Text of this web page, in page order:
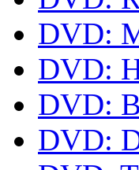
DVD:
DVD:
DVD:
DVD: